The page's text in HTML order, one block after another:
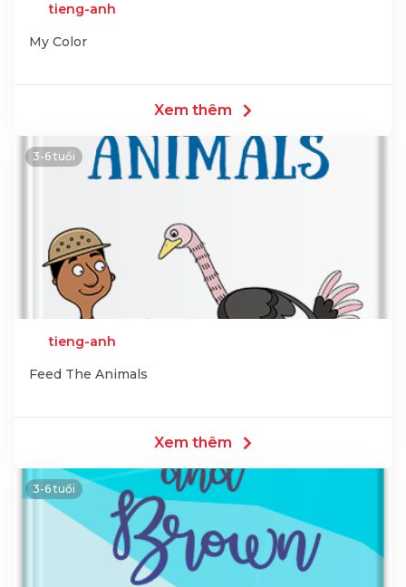
tieng-anh
My Color
Xem thêm
3-6 tuổi
tieng-anh
Feed The Animals
Xem thêm
3-6 tuổi